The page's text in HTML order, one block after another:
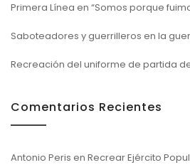
Primera Línea en “Somos porque
Saboteadores y guerrilleros en la
Recreación del uniforme de partida
Comentarios Recientes
Antonio Peris en Recrear Ejército